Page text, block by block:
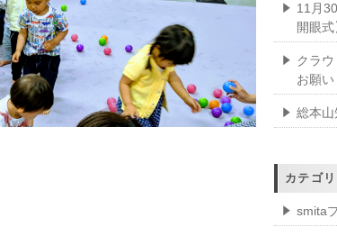
11月
開眼式
クラ
お願い
総本
カテゴ
smita